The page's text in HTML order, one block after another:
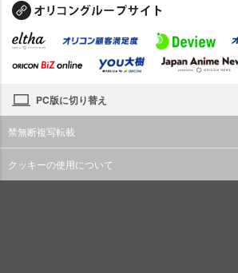
PC版に切り替え
禁無断複写転載
クッキーの使用について